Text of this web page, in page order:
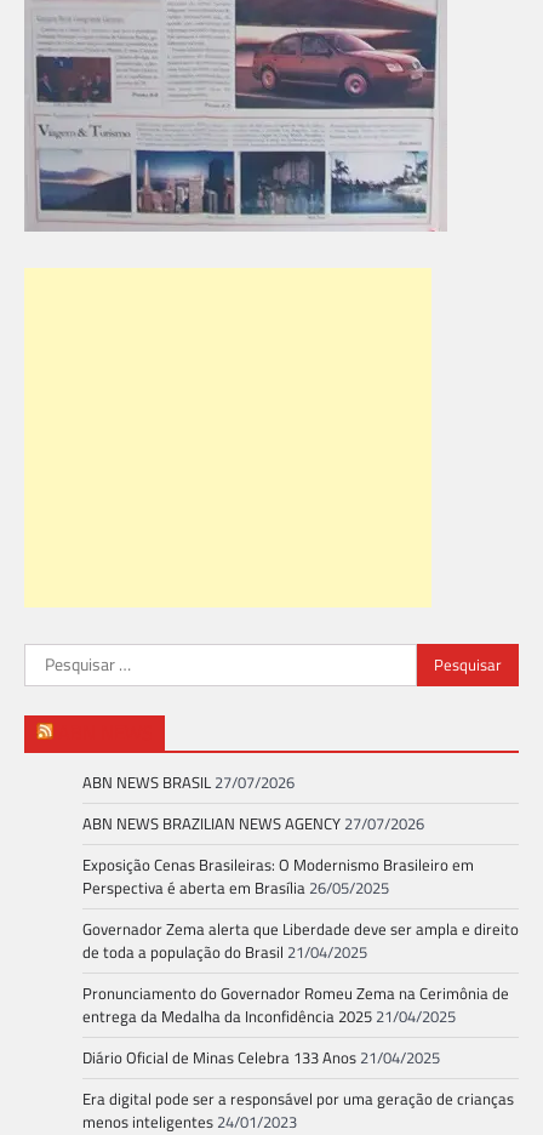
Pesquisar
por:
ABN NEWS BRASIL 27/07/2026
ABN NEWS BRAZILIAN NEWS AGENCY 27/07/2026
Exposição Cenas Brasileiras: O Modernismo Brasileiro em
Perspectiva é aberta em Brasília 26/05/2025
Governador Zema alerta que Liberdade deve ser ampla e direito
de toda a população do Brasil 21/04/2025
Pronunciamento do Governador Romeu Zema na Cerimônia de
entrega da Medalha da Inconfidência 2025 21/04/2025
Diário Oficial de Minas Celebra 133 Anos 21/04/2025
Era digital pode ser a responsável por uma geração de crianças
menos inteligentes 24/01/2023